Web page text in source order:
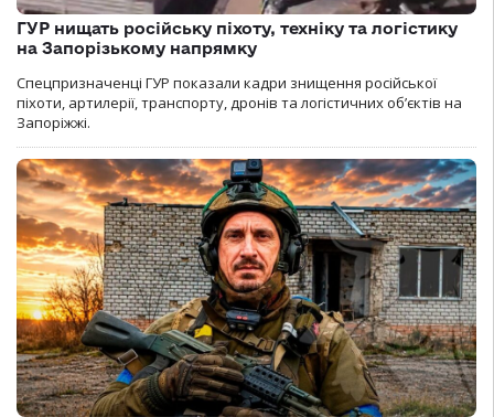
ГУР нищать російську піхоту, техніку та логістику
на Запорізькому напрямку
Спецпризначенці ГУР показали кадри знищення російської
піхоти, артилерії, транспорту, дронів та логістичних об’єктів на
Запоріжжі.